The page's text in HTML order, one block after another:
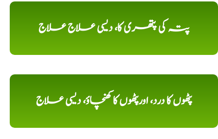
پتہ کی پتھری کا، دیسی علاج علاج
پٹھوں کا درد، اورپٹھوں کا کھنچاؤ، دیسی علاج